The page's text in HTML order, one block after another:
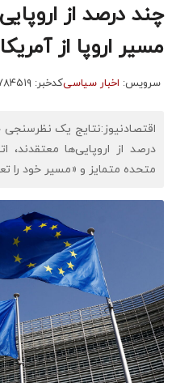
چند درصد از
مسیر اروپا از
سرویس: اخبار سیاسیکدخبر: ۷۸۴۵۱۹
درصد از اروپایی‌ها معتقدند،
متحده متمایز و «مسیر خود را